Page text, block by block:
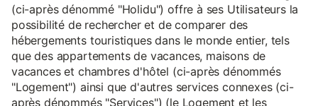
(ci-après dénommé "Holidu") offre à ses Utilisateurs la
possibilité de rechercher et de comparer des
hébergements touristiques dans le monde entier, tels
que des appartements de vacances, maisons de
vacances et chambres d'hôtel (ci-après dénommés
"Logement") ainsi que d'autres services connexes (ci-
après dénommés "Services") (le Logement et les